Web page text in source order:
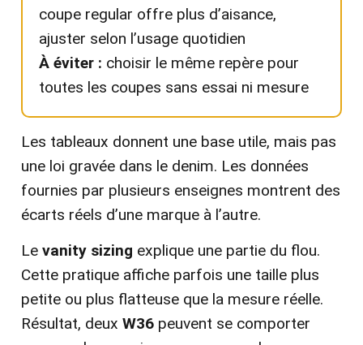
coupe regular offre plus d’aisance,
ajuster selon l’usage quotidien
À éviter : choisir le même repère pour
toutes les coupes sans essai ni mesure
Les tableaux donnent une base utile, mais pas
une loi gravée dans le denim. Les données
fournies par plusieurs enseignes montrent des
écarts réels d’une marque à l’autre.
Le vanity sizing explique une partie du flou.
Cette pratique affiche parfois une taille plus
petite ou plus flatteuse que la mesure réelle.
Résultat, deux W36 peuvent se comporter